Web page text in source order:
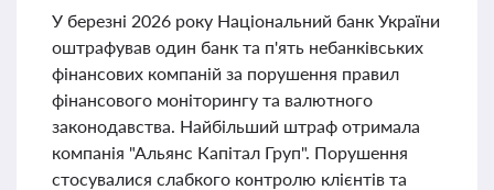
У березні 2026 року Національний банк України
оштрафував один банк та п'ять небанківських
фінансових компаній за порушення правил
фінансового моніторингу та валютного
законодавства. Найбільший штраф отримала
компанія "Альянс Капітал Груп". Порушення
стосувалися слабкого контролю клієнтів та